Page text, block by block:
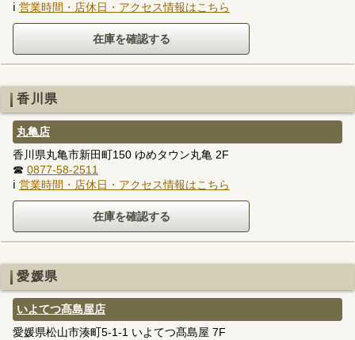
ℹ 営業時間・店休日・アクセス情報はこちら
香川県
丸亀店
香川県丸亀市新田町150 ゆめタウン丸亀 2F
☎ 0877-58-2511
ℹ 営業時間・店休日・アクセス情報はこちら
愛媛県
いよてつ髙島屋店
愛媛県松山市湊町5-1-1 いよてつ髙島屋 7F